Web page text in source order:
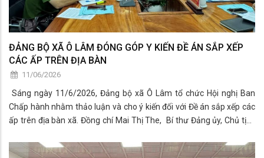
ĐẢNG BỘ XÃ Ô LÂM ĐÓNG GÓP Y KIẾN ĐỀ ÁN SẮP XẾP
CÁC ẤP TRÊN ĐỊA BÀN
11/06/2026
Sáng ngày 11/6/2026, Đảng bộ xã Ô Lâm tổ chức Hội nghị Ban
Chấp hành nhằm thảo luận và cho ý kiến đối với Đề án sắp xếp các
ấp trên địa bàn xã. Đồng chí Mai Thị The, Bí thư Đảng ủy, Chủ tịch